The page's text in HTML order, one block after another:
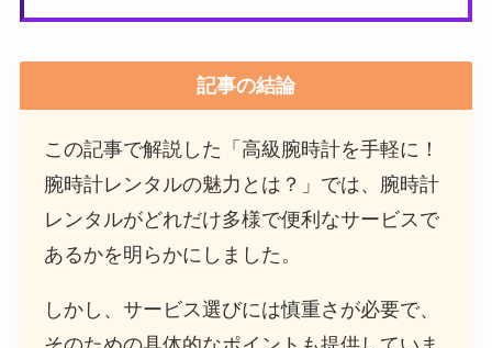
記事の結論
この記事で解説した「高級腕時計を手軽に！
腕時計レンタルの魅力とは？」では、腕時計
レンタルがどれだけ多様で便利なサービスで
あるかを明らかにしました。
しかし、サービス選びには慎重さが必要で、